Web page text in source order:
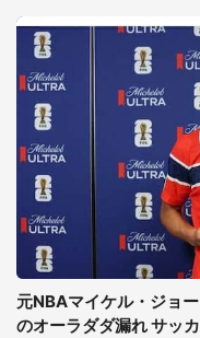
元NBAマイケル・ジョ
のオーラダダ漏れ サッ